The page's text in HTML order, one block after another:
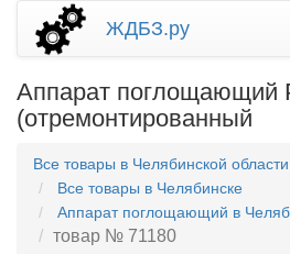
ЖДБЗ.ру
Аппарат поглощающий
(отремонтированный
Все товары в Челябинской области
Все товары в Челябинске
Аппарат поглощающий в
товар № 71180